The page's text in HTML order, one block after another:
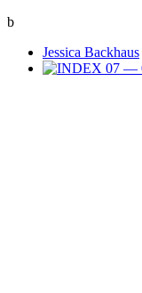
b
Jessica Backhaus